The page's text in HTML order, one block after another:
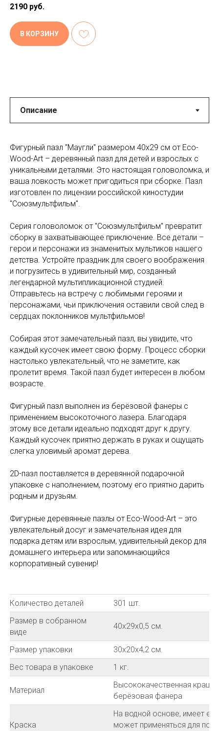
2190 руб.
В КОРЗИНУ
Фигурный пазл "Маугли" размером 40x29 см от Eco-
Wood-Art – деревянный пазл для детей и взрослых с
уникальными деталями. Это настоящая головоломка, и
ваша ловкость может пригодиться при сборке. Пазл
изготовлен по лицензии российской киностудии
"Союзмультфильм".
Серия головоломок от "Союзмультфильм" превратит
сборку в захватывающее приключение. Все детали –
герои и персонажи из знаменитых мультиков нашего
детства. Устройте праздник для своего воображения
и погрузитесь в удивительный мир, созданный
легендарной мультипликационной студией.
Отправьтесь на встречу с любимыми героями и
персонажами, чьи приключения оставили свой след в
сердцах поклонников мультфильмов!
Собирая этот замечательный пазл, вы увидите, что
каждый кусочек имеет свою форму. Процесс сборки
настолько увлекательный, что не заметите, как
пролетит время. Такой пазл будет интересен в любом
возрасте.
Фигурный пазл выполнен из берёзовой фанеры с
применением высокоточного лазера. Благодаря
этому все детали идеально подходят друг к другу.
Каждый кусочек приятно держать в руках и ощущать
слегка уловимый аромат дерева.
2D-пазл поставляется в деревянной подарочной
упаковке с наполнением, поэтому его приятно дарить
родным и друзьям.
Фигурные деревянные пазлы от Eco-Wood-Art – это
увлекательный досуг и замечательная идея для
подарка детям или взрослым, удивительный декор для
домашнего интерьера или запоминающийся
корпоративный сувенир!
Количество деталей
301 шт.
Размер в собранном
виде
40х29х0,5 см.
Размер упаковки
30х20х4,2 см.
Вес товара в упаковке
1 кг.
Материал
Высококачественная
берёзовая фанера
Краска
На водной основе, имеет
может применяться для